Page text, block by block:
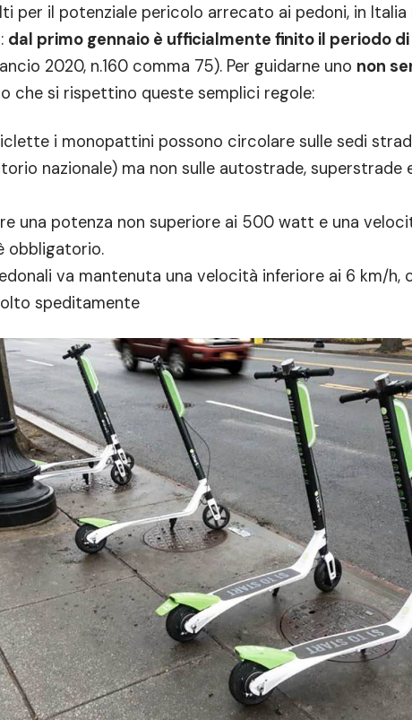
per il potenziale pericolo arrecato ai pedoni, in
dal primo gennaio è ufficialmente finito il periodo
2020, n.160 comma 75). Per guidarne uno non
che si rispettino queste semplici regole:
i monopattini possono circolare sulle sedi
nazionale) ma non sulle autostrade, superstrade
una potenza non superiore ai 500 watt e una
obbligatorio.
va mantenuta una velocità inferiore ai 6 km/h,
speditamente